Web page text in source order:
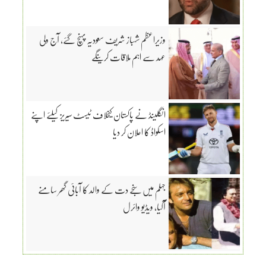
وزیراعظم شہباز شریف سعودیہ پہنچ گئے، آج ولی
عہد سے اہم ملاقات کرینگے
انگلینڈ نے پاکستان کیخلاف ٹیسٹ سیریز کیلئے اپنے
اسکواڈ کا اعلان کر دیا
جہلم میں سنجے دت کے والد کا آبائی گھر سامنے
آگیا، ویڈیو وائرل